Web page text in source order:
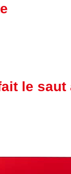
le saut